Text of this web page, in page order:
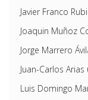
Javier Franco
Joaquin Muñoz
Jorge Marrero
Juan-Carlos Arias
Luis Domingo